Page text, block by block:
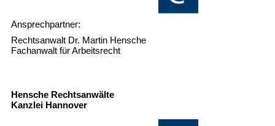
Ansprechpartner:
Rechtsanwalt Dr. Martin Hensche
Fachanwalt für Arbeitsrecht
Hensche Rechtsanwälte
Kanzlei Hannover